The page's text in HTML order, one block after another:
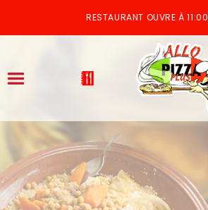
RESTAURANT OUVRE À 11:00
ACCUEIL
LA CARTE